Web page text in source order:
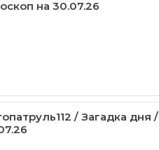
на 30.07.26
/ Загадка дня /